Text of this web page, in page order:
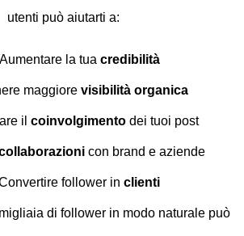
utenti può aiutarti a:
Aumentare la tua credibilità
maggiore visibilità organica
il coinvolgimentodei tuoi post
con brand e aziende
follower in clienti
di follower in modo naturale può